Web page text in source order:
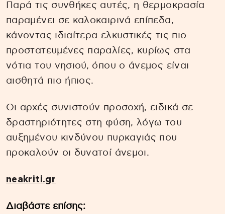
Παρά τις συνθήκες αυτές, η θερμοκρασία
παραμένει σε καλοκαιρινά επίπεδα,
κάνοντας ιδιαίτερα ελκυστικές τις πιο
προστατευμένες παραλίες, κυρίως στα
νότια του νησιού, όπου ο άνεμος είναι
αισθητά πιο ήπιος.
Οι αρχές συνιστούν προσοχή, ειδικά σε
δραστηριότητες στη φύση, λόγω του
αυξημένου κινδύνου πυρκαγιάς που
προκαλούν οι δυνατοί άνεμοι.
neakriti.gr
Διαβάστε επίσης: